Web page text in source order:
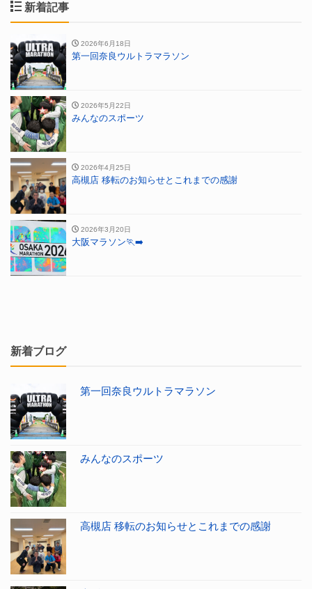
新着記事
2026年6月18日
第一回奈良ウルトラマラソン
2026年5月22日
みんなのスポーツ
2026年4月25日
高槻店 移転のお知らせとこれまでの感謝
2026年3月20日
大阪マラソン🏃‍➡️
新着ブログ
第一回奈良ウルトラマラソン
みんなのスポーツ
高槻店 移転のお知らせとこれまでの感謝